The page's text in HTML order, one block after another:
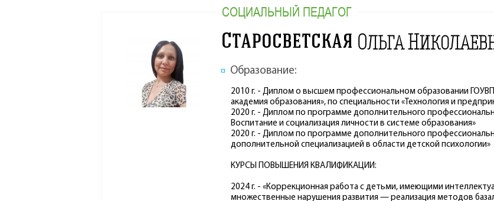
СОЦИАЛЬНЫЙ ПЕДАГОГ
Старосветская Ольга
Образование:
2010 г. - Диплом о высшем профессиональном образовании
академия образования», по специальности «Технология и
2020 г. - Диплом по программе дополнительного
Воспитание и социализация личности в системе образования»
2020 г. - Диплом по программе дополнительного
дополнительной специализацией в области детской психологии»
КУРСЫ ПОВЫШЕНИЯ КВАЛИФИКАЦИИ:
2024 г. - «Коррекционная работа с детьми, имеющими
множественные нарушения развития — реализация методов